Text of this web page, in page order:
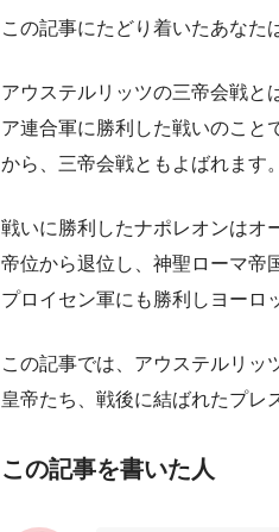
この記事にたどり着いたあなた
アウステルリッツの三帝会戦と
ア連合軍に勝利した戦いのこと
から、三帝会戦ともよばれます。
戦いに勝利したナポレオンはオ
帝位から退位し、神聖ローマ帝
プロイセン軍にも勝利しヨーロ
この記事では、アウステルリッ
皇帝たち、戦後に結ばれたプレ
この記事を書いた人